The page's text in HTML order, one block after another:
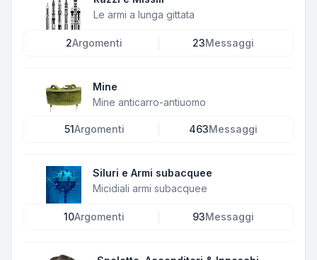
Le armi a lunga gittata
2Argomenti 23Messaggi
Mine
Mine anticarro-antiuomo
51Argomenti 463Messaggi
Siluri e Armi subacquee
Micidiali armi subacquee
10Argomenti 93Messaggi